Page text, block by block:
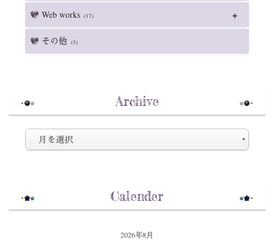
Web works (17)
その他 (3)
Archive
Calender
2026年8月